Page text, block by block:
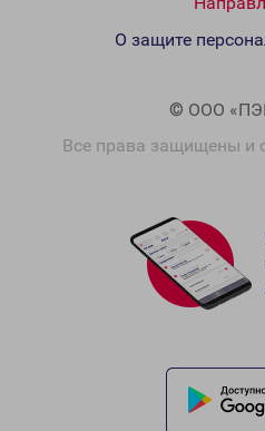
© ООО
Все права защищены и
О защите